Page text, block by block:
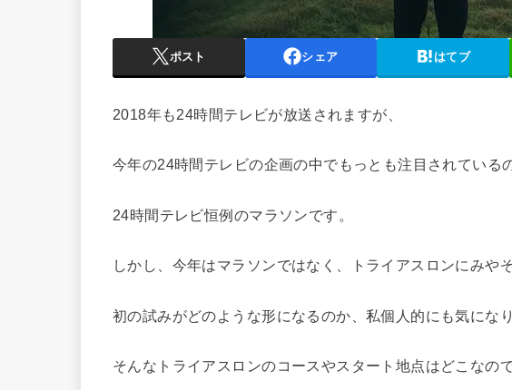
ポスト シェア はてブ
2018年も24時間テレビが放送されますが、
今年の24時間テレビの企画の中でもっとも注目されている
24時間テレビ恒例のマラソンです。
しかし、今年はマラソンではなく、トライアスロンにみや
初の試みがどのような形になるのか、私個人的にも気になり
そんなトライアスロンのコースやスタート地点はどこなの